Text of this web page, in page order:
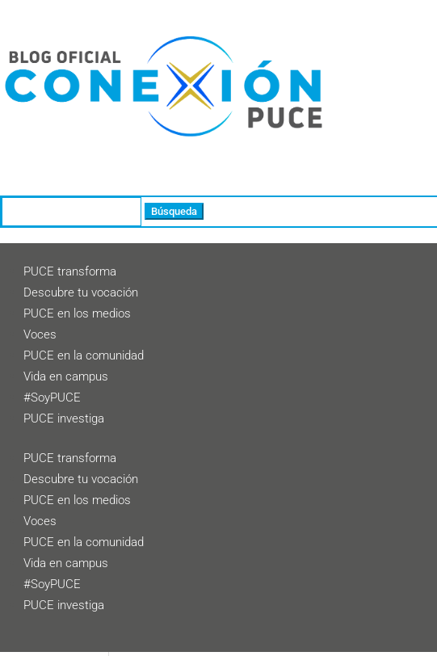
PUCE transforma
Descubre tu vocación
PUCE en los medios
Voces
PUCE en la comunidad
Vida en campus
#SoyPUCE
PUCE investiga
PUCE transforma
Descubre tu vocación
PUCE en los medios
Voces
PUCE en la comunidad
Vida en campus
#SoyPUCE
PUCE investiga